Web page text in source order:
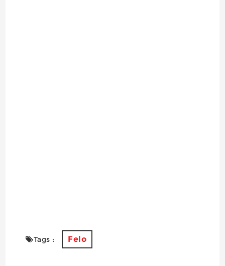
Tags : Felo